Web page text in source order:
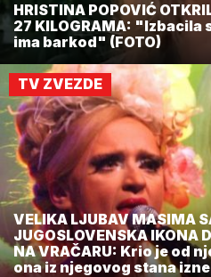
HRISTINA POPOVIĆ
27 KILOGRAMA: "Izbacila
ima barkod" (FOTO)
TV ZVEZDE
VELIKA LJUBAV MASIMA
JUGOSLOVENSKA IKONA
NA VRAČARU: Krio je od
ona iz njegovog stana